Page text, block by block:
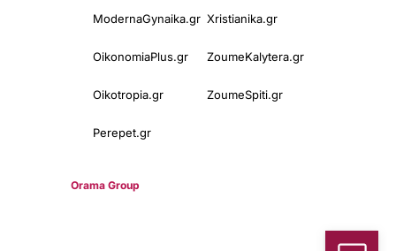
ModernaGynaika.gr Xristianika.gr
OikonomiaPlus.gr ZoumeKalytera.gr
Oikotropia.gr ZoumeSpiti.gr
Perepet.gr
Orama Group